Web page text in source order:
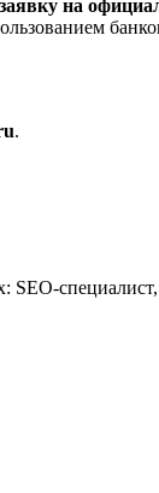
на
.